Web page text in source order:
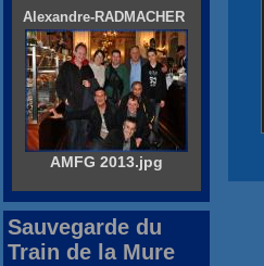
Alexandre-RADMACHER
AMFG 2013.jpg
Sauvegarde du
Train de la Mure